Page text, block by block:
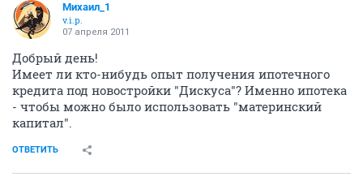
Михаил_1
v.i.p.
07 апреля 2011
Добрый день!
Имеет ли кто-нибудь опыт получения ипотечного
кредита под новостройки "Дискуса"? Именно ипотека
- чтобы можно было использовать "материнский
капитал".
ОТВЕТИТЬ